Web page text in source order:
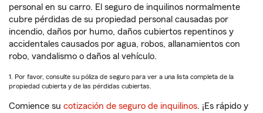
personal en su carro. El seguro de inquilinos normalmente
cubre pérdidas de su propiedad personal causadas por
incendio, daños por humo, daños cubiertos repentinos y
accidentales causados por agua, robos, allanamientos con
robo, vandalismo o daños al vehículo.
1. Por favor, consulte su póliza de seguro para ver a una lista completa de la
propiedad cubierta y de las pérdidas cubiertas.
Comience su cotización de seguro de inquilinos. ¡Es rápido y